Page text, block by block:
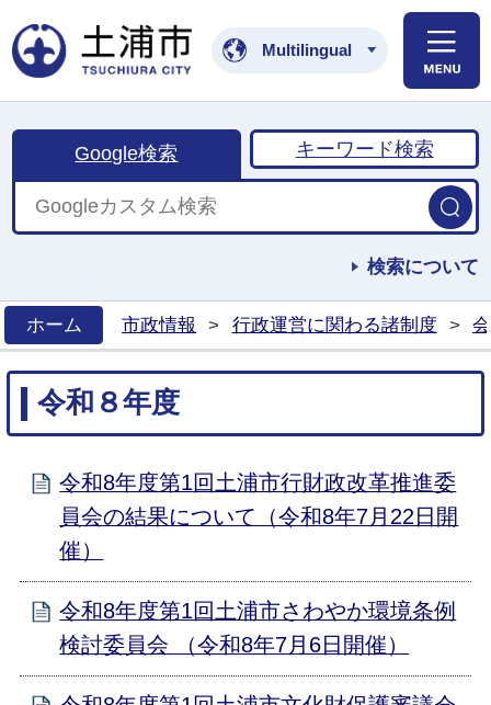
土浦市公式ホームペ
Multilingual
Google検索 キーワード検索
検索について
ホーム
市政情報 > 行政運営に関わる諸制度 >
令和８年度
令和8年度第1回土浦市行財政改革推進委
員会の結果について（令和8年7月22日開
催）
令和8年度第1回土浦市さわやか環境条例
検討委員会 （令和8年7月6日開催）